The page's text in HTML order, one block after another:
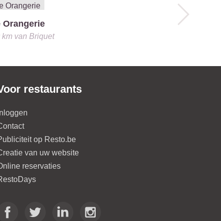
Orangerie
kmvan Briquet
La Roche
restaurants
Inloggen
op Resto.be
van uw website
reservaties